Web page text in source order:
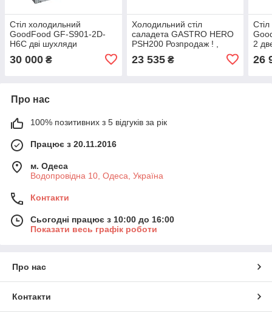
Стіл холодильний
GoodFood GF-S901-2D-
H6C дві шухляди
30 000 ₴
Холодильний стіл
саладета GASTRO HERO
PSH200 Розпродаж ! ,
23 535₴
2
26
Про нас
100% позитивних з 5 відгуків за рік
Працює з 20.11.2016
м. Одеса
Водопровідна 10, Одеса, Україна
Контакти
Сьогодні працює з 10:00 до 16:00
Показати весь графік роботи
Про нас
Контакти